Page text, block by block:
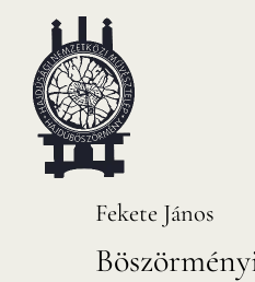
content
HANEMA – Hajdúsági
Fekete János